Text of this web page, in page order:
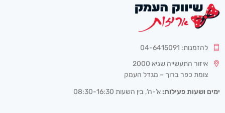
להזמנות: 04-6415091
איזור התעשייה שגיא 2000
צומת כפר ברוך – מגדל העמק
ימים ושעות פעילות: א’-ה’, בין השעות 08:30-16:30